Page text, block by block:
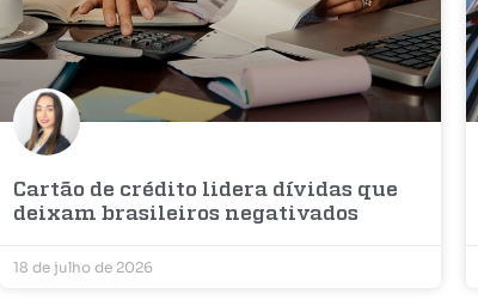
Cartão de crédito lidera dívidas que
deixam brasileiros negativados
18 de julho de 2026